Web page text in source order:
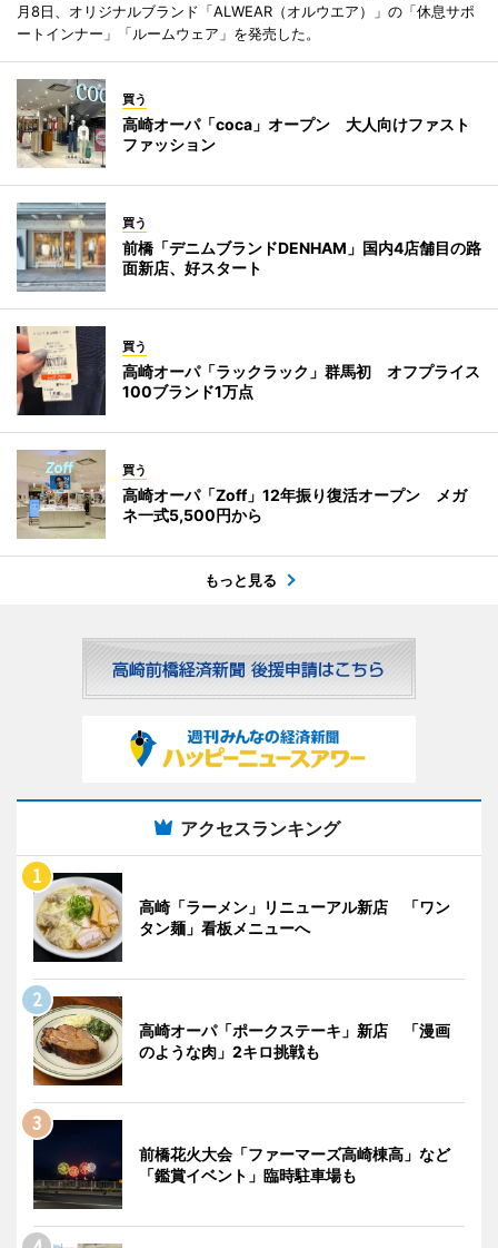
月8日、オリジナルブランド「ALWEAR（オルウエア）」の「休息サポ
ートインナー」「ルームウェア」を発売した。
買う
高崎オーパ「coca」オープン 大人向けファスト
ファッション
買う
前橋「デニムブランドDENHAM」国内4店舗目の路
面新店、好スタート
買う
高崎オーパ「ラックラック」群馬初 オフプライス
100ブランド1万点
買う
高崎オーパ「Zoff」12年振り復活オープン メガ
ネ一式5,500円から
もっと見る
アクセスランキング
高崎「ラーメン」リニューアル新店 「ワン
タン麺」看板メニューへ
高崎オーパ「ポークステーキ」新店 「漫画
のような肉」2キロ挑戦も
前橋花火大会「ファーマーズ高崎棟高」など
「鑑賞イベント」臨時駐車場も